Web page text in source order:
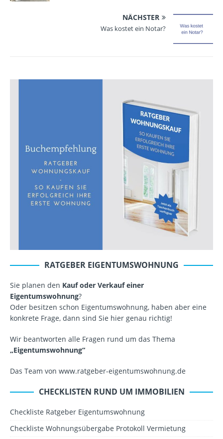
NÄCHSTER
Was kostet ein Notar?
RATGEBER EIGENTUMSWOHNUNG
Sie planen den Kauf oder Verkauf einer
Eigentumswohnung?
Oder besitzen schon Eigentumswohnung, haben aber eine
konkrete Frage, dann sind Sie hier genau richtig!
Wir beantworten alle Fragen rund um das Thema
„Eigentumswohnung“
Das Team von www.ratgeber-eigentumswohnung.de
CHECKLISTEN RUND UM IMMOBILIEN
Checkliste Ratgeber Eigentumswohnung
Checkliste Wohnungsübergabe Protokoll Vermietung